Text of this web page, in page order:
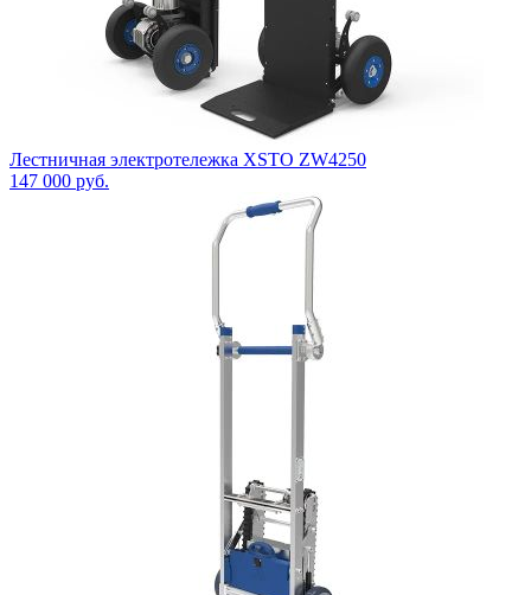
Лестничная электротележка XSTO ZW4250
147 000 руб.